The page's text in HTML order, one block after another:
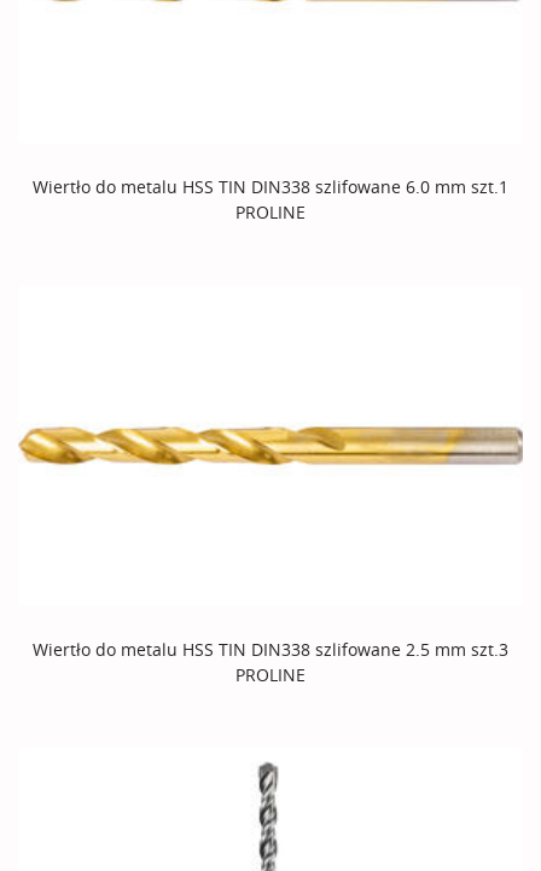
Wiertło do metalu HSS TIN DIN338 szlifowane 6.0 mm szt.1
PROLINE
Wiertło do metalu HSS TIN DIN338 szlifowane 2.5 mm szt.3
PROLINE